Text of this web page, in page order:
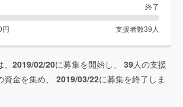
終了
円 支援者数39 人
2019/02/20に募集を開始し、 39人の支援
資金を集め、 2019/03/22に募集を終了しま